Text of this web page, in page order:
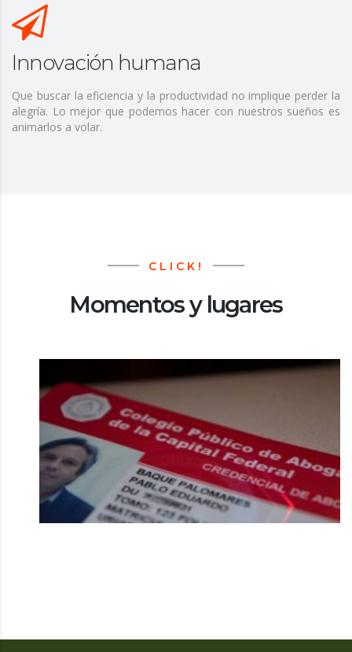
Innovación humana
Que buscar la eficiencia y la productividad no implique perder la
alegría. Lo mejor que podemos hacer con nuestros sueños es
animarlos a volar.
CLICK!
Momentos y lugares